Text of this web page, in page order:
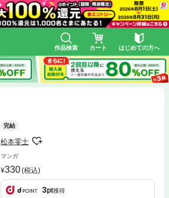
作品検索 カート はじめての方へ
完結
松本零士
マンガ
330(税込)
3pt獲得